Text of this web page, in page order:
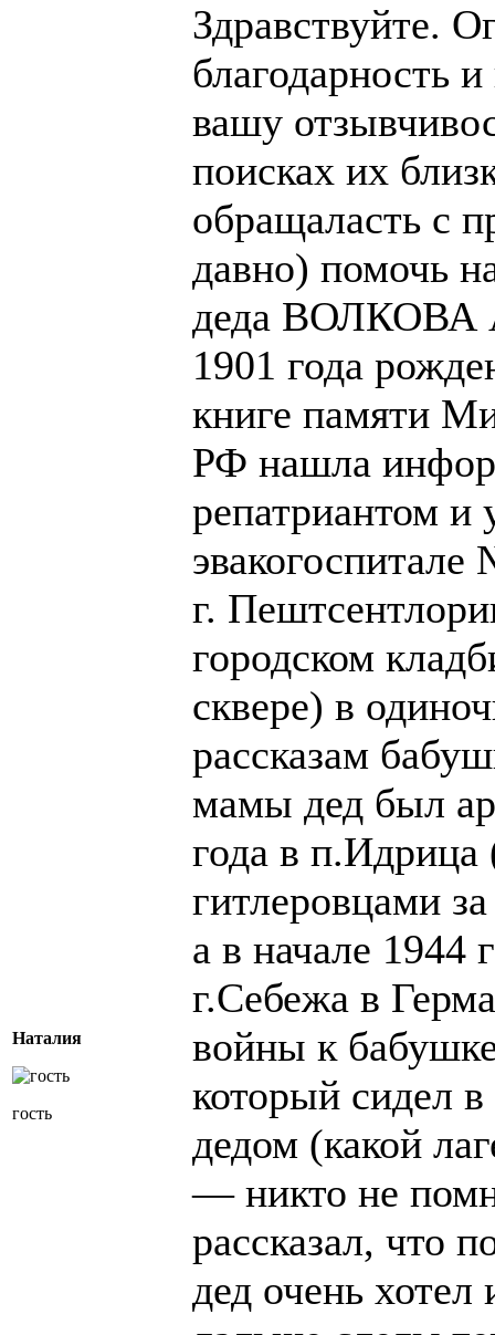
Наталия
гость
Здравствуйте.
благодарность
вашу
поисках их
обращаласть с
давно) помочь
деда ВОЛКОВА
1901 года
книге памяти
РФ нашла
репатриантом и
г.
городском
сквере) в
рассказам
мамы дед был
года в
гитлеровцами
а в начале 1944
г.Себежа в
войны к
который сидел в
дедом (какой
— никто не
рассказал, что
дед очень